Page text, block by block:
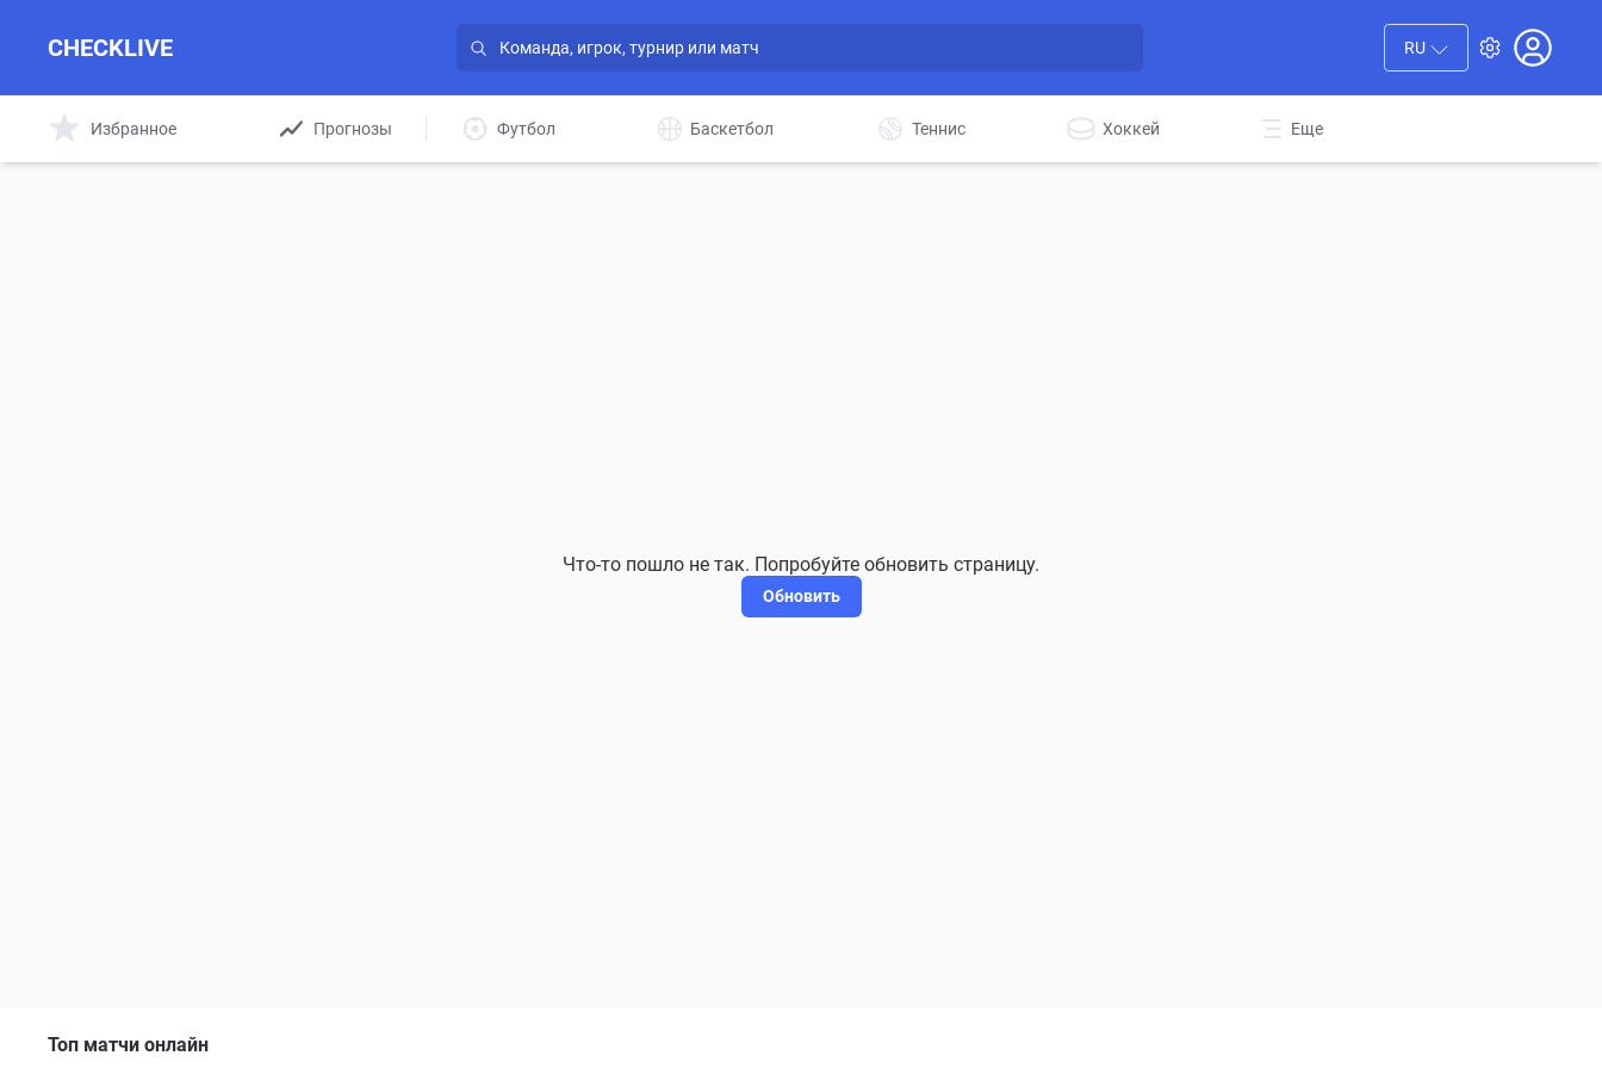
CHECKLIVE RU
Избранное Прогнозы Футбол Баскетбол Теннис Хоккей Еще
Что-то пошло не так. Попробуйте обновить страницу.
Обновить
Топ матчи онлайн